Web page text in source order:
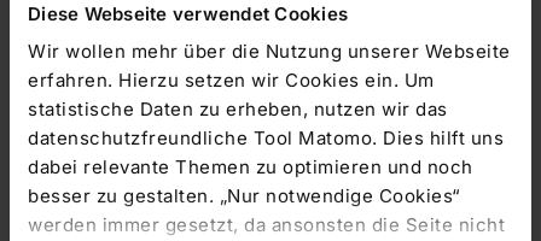
Diese Webseite verwendet Cookies
Wir wollen mehr über die Nutzung unserer Webseite
erfahren. Hierzu setzen wir Cookies ein. Um
statistische Daten zu erheben, nutzen wir das
datenschutzfreundliche Tool Matomo. Dies hilft uns
dabei relevante Themen zu optimieren und noch
besser zu gestalten. „Nur notwendige Cookies“
werden immer gesetzt, da ansonsten die Seite nicht
-----------------------
dpa-AFX Broker - die Trader News von dpa-AFX
-----------------------